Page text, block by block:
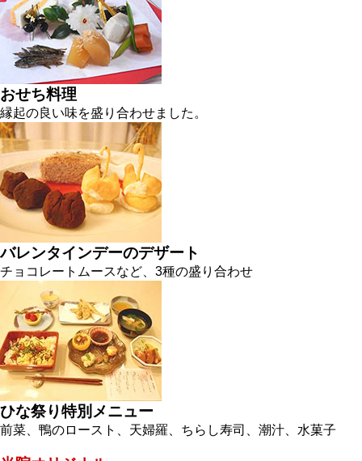
おせち料理
縁起の良い味を盛り合わせました。
バレンタインデーのデザート
チョコレートムースなど、3種の盛り合わせ
ひな祭り特別メニュー
前菜、鴨のロースト、天婦羅、ちらし寿司、潮汁、水菓子